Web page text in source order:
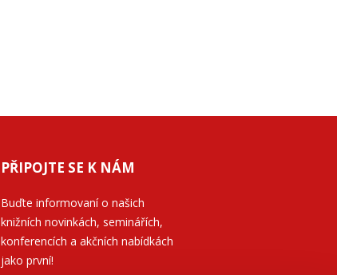
PŘIPOJTE SE K NÁM
Buďte informovaní o našich
knižních novinkách, seminářích,
konferencích a akčních nabídkách
jako první!